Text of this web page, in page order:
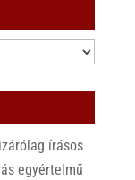
írásos
egyértelmű